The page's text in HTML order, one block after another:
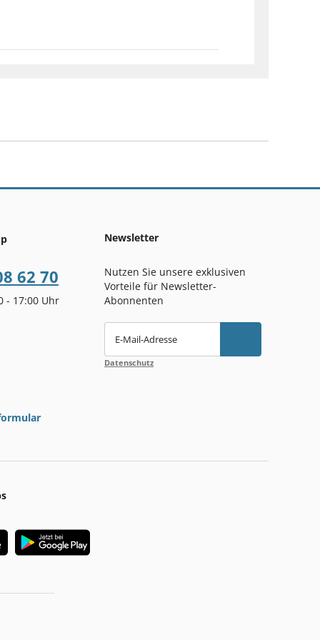
62 70
- 17:00 Uhr
Newsletter
Nutzen Sie unsere exklusiven
Vorteile für Newsletter-
Abonnenten
E-Mail-Adresse
Datenschutz